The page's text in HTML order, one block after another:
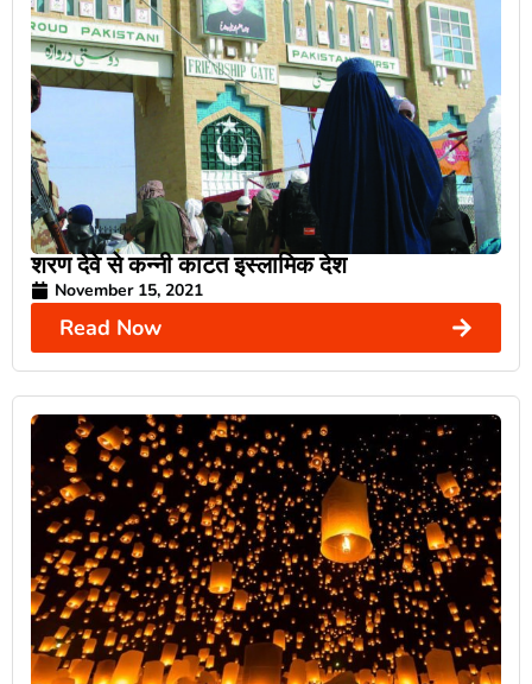
शरण देवे से कन्नी काटत इस्लामिक देश
November 15, 2021
Read Now